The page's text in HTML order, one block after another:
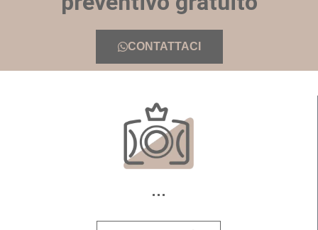
CONTATTACI